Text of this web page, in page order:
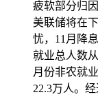
疲软部分归
美联储将在
忧，11月降
就业总人数
月份非农就
22.3万人。